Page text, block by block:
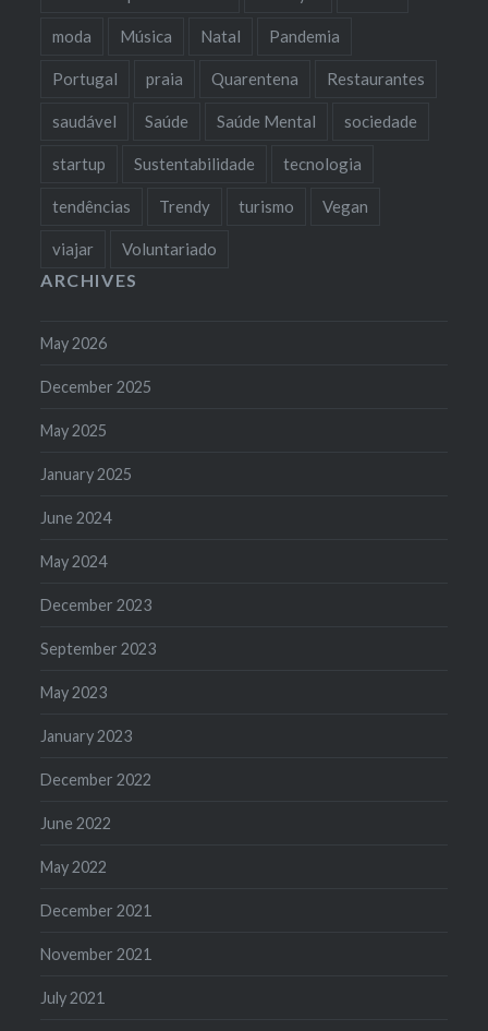
moda Música Natal Pandemia
Portugal praia Quarentena Restaurantes
saudável Saúde Saúde Mental sociedade
startup Sustentabilidade tecnologia
tendências Trendy turismo Vegan
viajar Voluntariado
ARCHIVES
May 2026
December 2025
May 2025
January 2025
June 2024
May 2024
December 2023
September 2023
May 2023
January 2023
December 2022
June 2022
May 2022
December 2021
November 2021
July 2021